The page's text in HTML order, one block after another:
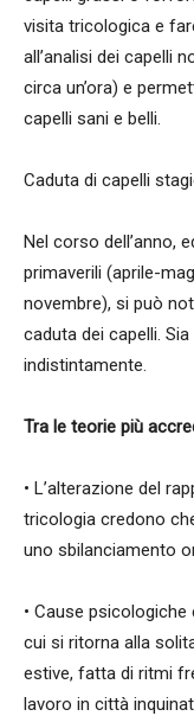
visita tricologica e
all’analisi dei capelli
circa un’ora) e
capelli sani e belli.
Caduta di capelli
Nel corso dell’anno,
primaverili (aprile-
novembre), si può
caduta dei capelli.
indistintamente.
Tra le teorie più
• L’alterazione del
tricologia credono
uno sbilanciamento
• Cause
cui si ritorna alla
estive, fatta di ritmi
lavoro in città